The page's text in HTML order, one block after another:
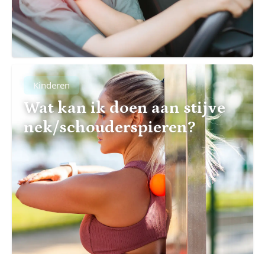
Kinderen
Wat kan ik doen aan stijve
nek/schouderspieren?